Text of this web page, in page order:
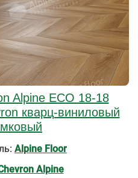
Alpine ECO 18-18
кварц-виниловый
Alpine Floor
Alpine